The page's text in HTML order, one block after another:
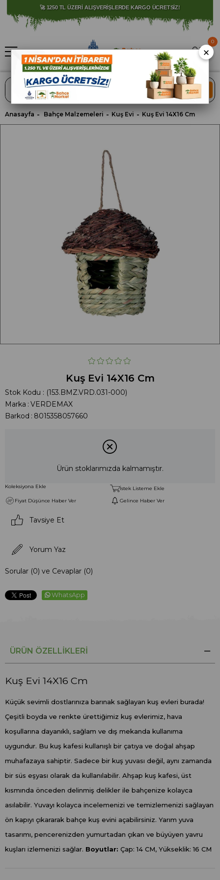
🚀 1250 TL ÜZERİ ALIŞVERİŞLERDE KARGO ÜCRETSİZ!
⚠️ SATIŞLARIMIZ YALNIZCA İSTANBUL İLİ İLE SINIRLIDIR.
ARA
0
Anasayfa Bahçe Malzemeleri Kuş Evi Kuş Evi 14X16 Cm
Kuş Evi 14X16 Cm
Stok Kodu
(153.BMZ.VRD.031-000)
Marka : VERDEMAX
Barkod : 8015358057660
Ürün stoklarımızda kalmamıştır.
Koleksiyona Ekle
İstek Listeme Ekle
Fiyat Düşünce Haber Ver
Gelince Haber Ver
Tavsiye Et
Yorum Yaz
Sorular (0) ve Cevaplar (0)
WhatsApp
ÜRÜN ÖZELLIKLERI
Kuş Evi 14X16 Cm
Küçük sevimli dostlarınıza barınak sağlayan kuş evleri burada!
Çeşitli boyda ve renkte ürettiğimiz kuş evlerimiz, hava
koşullarına dayanıklı, sağlam ve dış mekanda kullanıma
uygundur. Bu kuş kafesi kullanışlı bir çatıya ve doğal ahşap
muhafazaya sahiptir. Sadece bir kuş yuvası değil, aynı zamanda
bir süs eşyası olarak da kullanılabilir. Ahşap kuş kafesi, üst
kısmında önceden delinmiş delikler ile bahçenize kolayca
asılabilir. Yuvayı kolayca incelemenizi ve temizlemenizi sağlayan
ön kapıyı çıkararak bahçe kuş evini açabilirsiniz. Yarım yuva
tasarımı, pencerenizden yumurtadan çıkan ve büyüyen yavru
kuşları izlemenizi sağlar. Boyutlar: Çap: 14 CM, Yükseklik: 16 CM
×